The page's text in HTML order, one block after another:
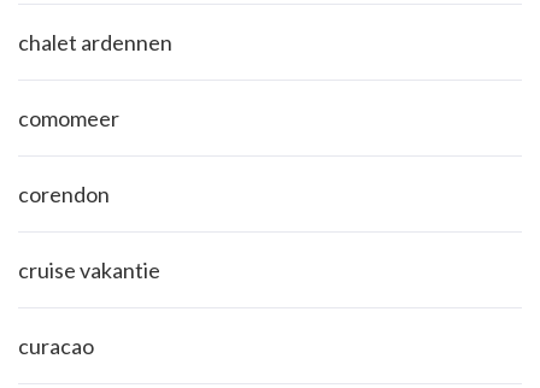
chalet ardennen
comomeer
corendon
cruise vakantie
curacao